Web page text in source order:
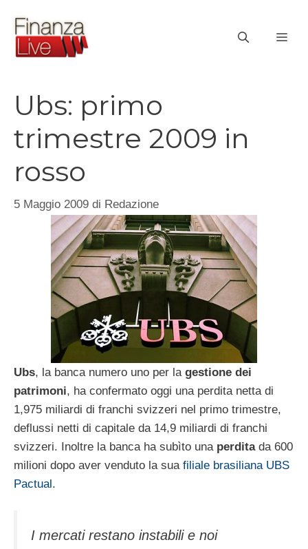
contenuto
Ubs: primo
trimestre 2009 in
rosso
5 Maggio 2009 di Redazione
Ubs, la banca numero uno per la gestione dei
patrimoni, ha confermato oggi una perdita netta di
1,975 miliardi di franchi svizzeri nel primo trimestre,
deflussi netti di capitale da 14,9 miliardi di franchi
svizzeri. Inoltre la banca ha subìto una perditada 600
milioni dopo aver venduto la sua filiale brasiliana UBS
Pactual.
I mercati restano instabili e noi